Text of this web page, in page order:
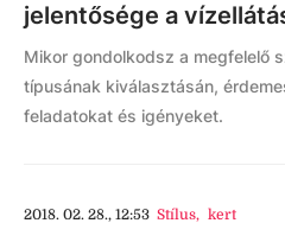
jelentősége a
Mikor gondolkodsz a megfelelő
típusának kiválasztásán,
feladatokat és igényeket.
2018. 02. 28., 12:53 Stílus, kert